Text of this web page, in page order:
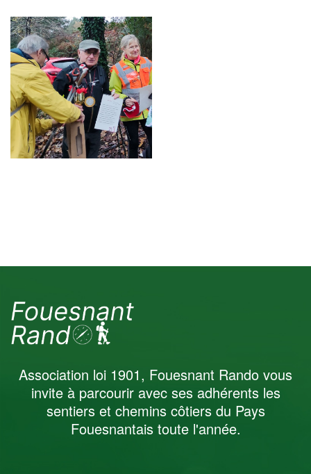
Marche Nordique
Association loi 1901, Fouesnant Rando vous
invite à parcourir avec ses adhérents les
sentiers et chemins côtiers du Pays
Fouesnantais toute l'année.